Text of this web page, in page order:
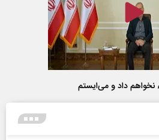
نخواهم داد و می‌ایستم